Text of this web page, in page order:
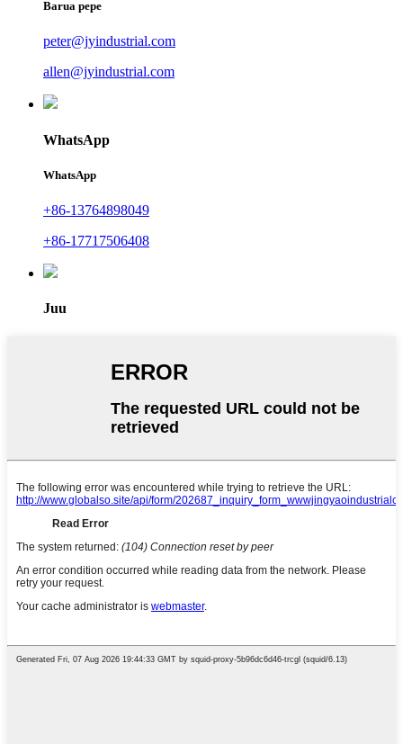
Barua pepe
peter@jyindustrial.com
allen@jyindustrial.com
WhatsApp
WhatsApp
+86-13764898049
+86-17717506408
Juu